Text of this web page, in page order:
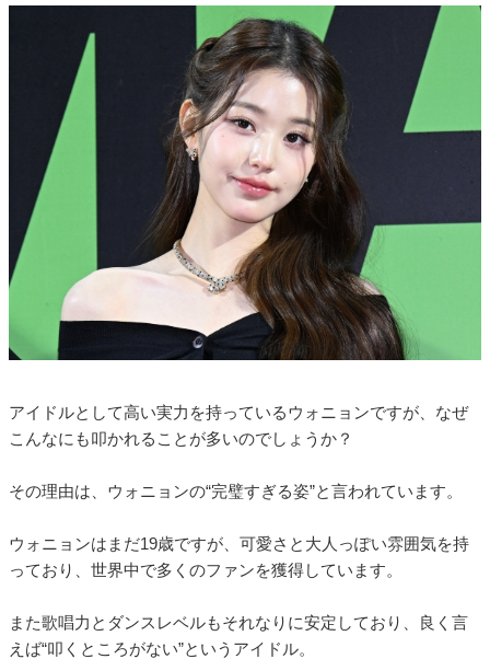
アイドルとして高い実力を持っているウォニョンですが、なぜ
こんなにも叩かれることが多いのでしょうか？
その理由は、ウォニョンの“完璧すぎる姿”と言われています。
ウォニョンはまだ19歳ですが、可愛さと大人っぽい雰囲気を持
っており、世界中で多くのファンを獲得しています。
また歌唱力とダンスレベルもそれなりに安定しており、良く言
えば“叩くところがない”というアイドル。